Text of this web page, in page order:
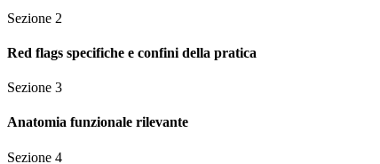
Sezione 2
Red flags specifiche e confini della pratica
Sezione 3
Anatomia funzionale rilevante
Sezione 4